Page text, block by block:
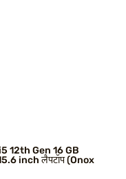
12th Gen 16 GB
inch लैपटॉप (Onox